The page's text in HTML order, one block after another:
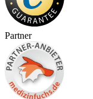
Partner